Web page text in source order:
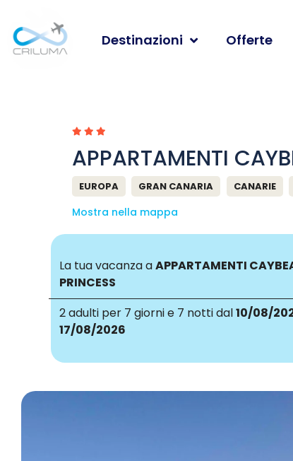
Destinazioni Offerte
APPARTAMENTI
EUROPA GRAN CANARIA CANARIE
Mostra nella mappa
La tua vacanza aAPPARTAMENTI
PRINCESS
2 adulti per 7 giorni e 7 notti dal10/08/
17/08/2026